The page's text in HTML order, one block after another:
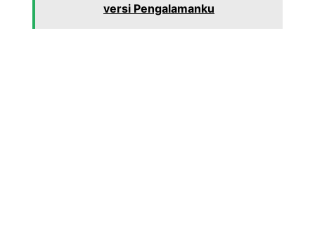
versi Pengalamanku